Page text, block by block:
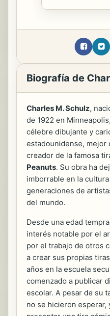
Biografía de
Charles M. Schulz,
de 1922 en
célebre dibujante y
estadounidense, mejor
creador de la famosa
Peanuts. Su obra ha
imborrable en la
generaciones de
del mundo.
Desde una edad
interés notable por el
por el trabajo de otros
a crear sus propias
años en la escuela
comenzado a publicar
escolar. A pesar de su
no se hicieron